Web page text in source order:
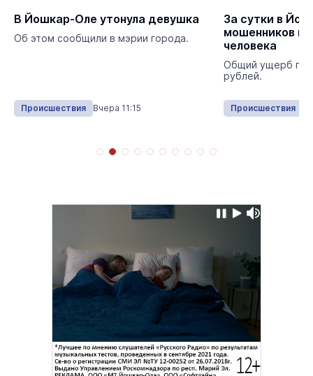
В Йошкар-Оле утонула девушка
Об этом сообщили в мэрии города.
Происшествия Вчера 11:15
За сутки в
мошенников
человека
Общий ущерб
рублей.
Происшествия